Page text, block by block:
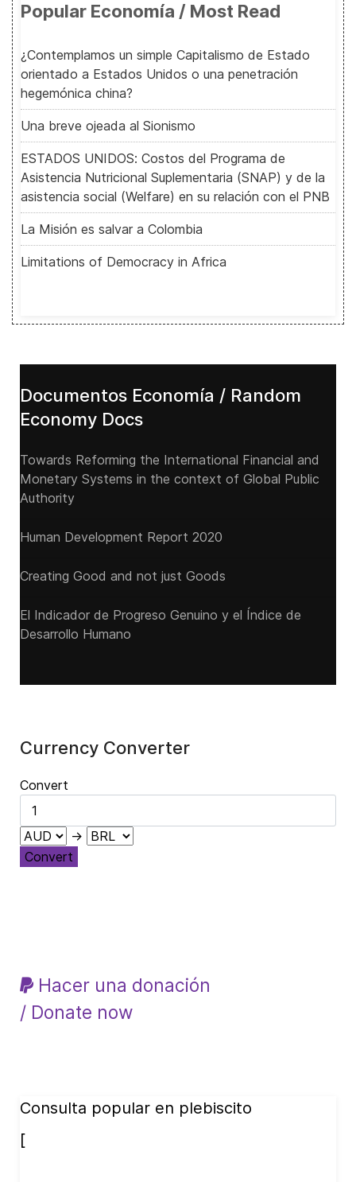
Popular Economía / Most Read
¿Contemplamos un simple Capitalismo de Estado
orientado a Estados Unidos o una penetración
hegemónica china?
Una breve ojeada al Sionismo
ESTADOS UNIDOS: Costos del Programa de
Asistencia Nutricional Suplementaria (SNAP) y de la
asistencia social (Welfare) en su relación con el PNB
La Misión es salvar a Colombia
Limitations of Democracy in Africa
Documentos Economía / Random
Economy Docs
Towards Reforming the International Financial and
Monetary Systems in the context of Global Public
Authority
Human Development Report 2020
Creating Good and not just Goods
El Indicador de Progreso Genuino y el Índice de
Desarrollo Humano
Currency Converter
Convert
→
Convert
Hacer una donación
/ Donate now
Consulta popular en plebiscito
[